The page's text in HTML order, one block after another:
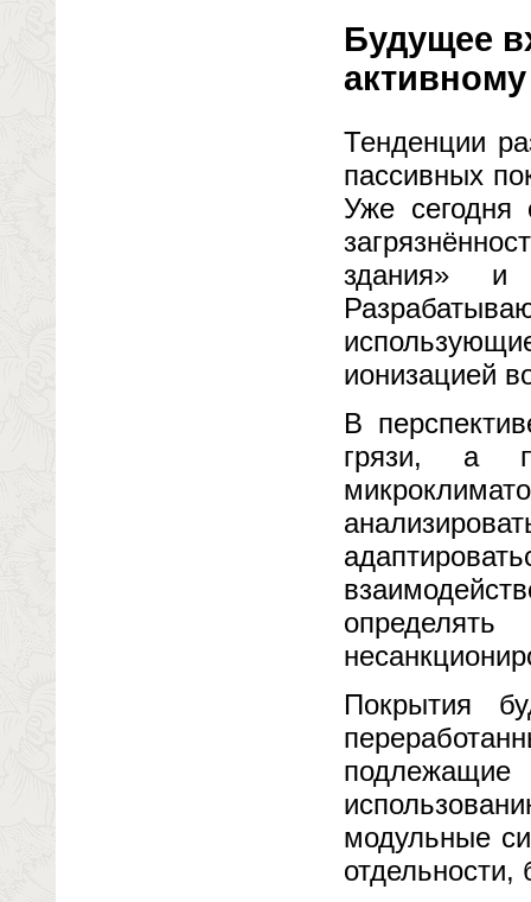
Будущее
Тенденции
пассивных
Уже сегодня
здания» и
ионизацией
В
грязи, а
Покрытия
модульные
отдельности,